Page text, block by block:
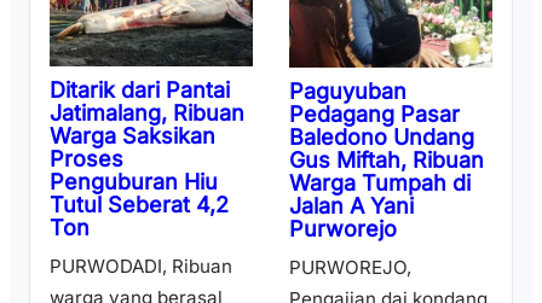
Ditarik dari Pantai
Jatimalang, Ribuan
Warga Saksikan
Proses
Penguburan Hiu
Tutul Seberat 4,2
Ton
PURWODADI, Ribuan
warga yang berasal
Paguyuban
Pedagang Pasar
Baledono Undang
Gus Miftah, Ribuan
Warga Tumpah di
Jalan A Yani
Purworejo
PURWOREJO,